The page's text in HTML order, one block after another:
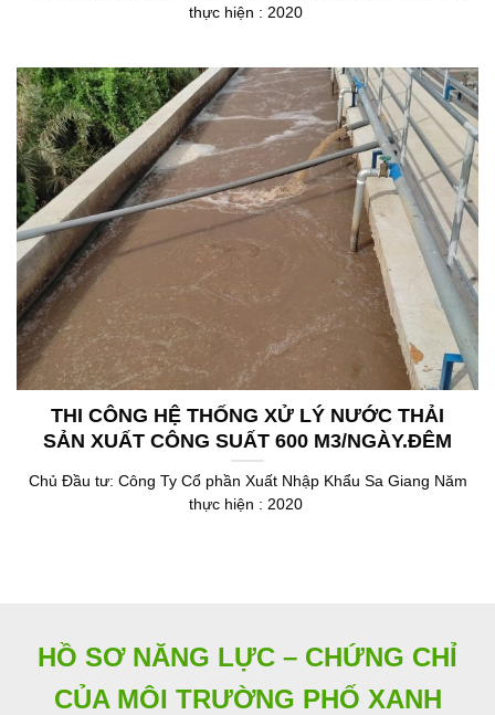
thực hiện : 2020
THI CÔNG HỆ THỐNG XỬ LÝ NƯỚC THẢI
SẢN XUẤT CÔNG SUẤT 600 M3/NGÀY.ĐÊM
Chủ Đầu tư: Công Ty Cổ phần Xuất Nhập Khẩu Sa Giang Năm
thực hiện : 2020
HỒ SƠ NĂNG LỰC – CHỨNG CHỈ
CỦA MÔI TRƯỜNG PHỐ XANH